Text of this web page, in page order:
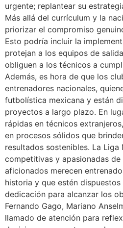
urgente; replantear su
Más allá del currículum y la
priorizar el compromiso
Esto podría incluir la
protejan a los equipos de
obliguen a los técnicos a
Además, es hora de que los
entrenadores nacionales,
futbolística mexicana y están
proyectos a largo plazo. En
rápidas en técnicos
en procesos sólidos que
resultados sostenibles. La Liga
competitivas y apasionadas de
aficionados merecen
historia y que estén
dedicación para alcanzar los
Fernando Gago, Mariano
llamado de atención para